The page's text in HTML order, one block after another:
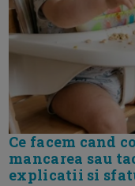
Ce facem cand
mancarea sau
explicatii si